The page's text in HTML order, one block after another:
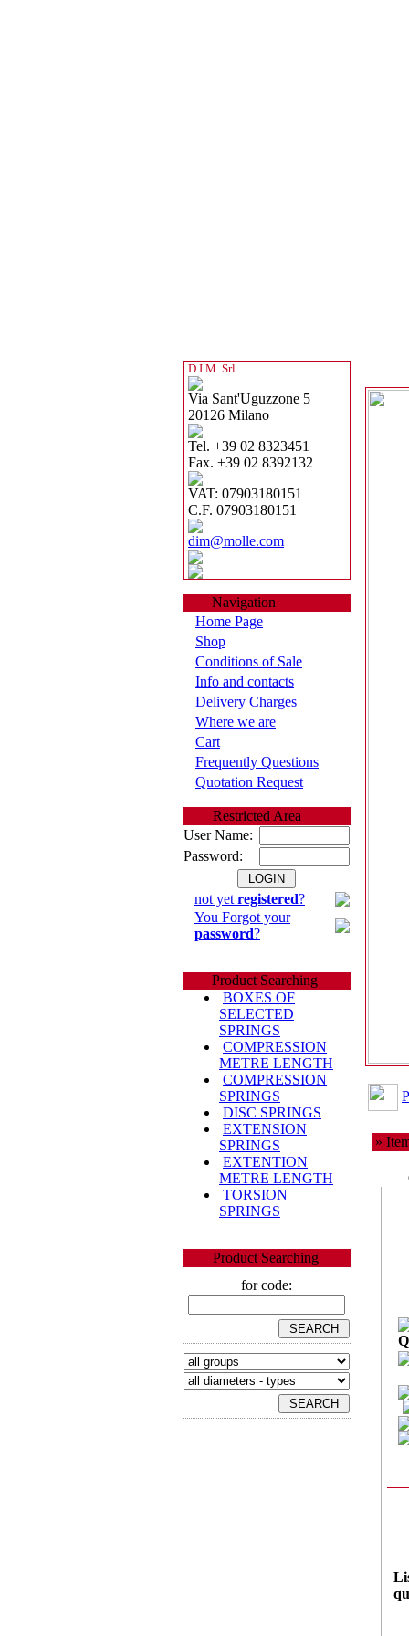
D.I.M. Srl
Via Sant'Uguzzone 5
20126 Milano
Tel. +39 02 8323451
Fax. +39 02 8392132
VAT: 07903180151
C.F. 07903180151
dim@molle.com
Navigation
Home Page
Shop
Conditions of Sale
Info and contacts
Delivery Charges
Where we are
Cart
Frequently Questions
Quotation Request
Restricted Area
User Name:
Password:
not yet registered?
You Forgot your
password?
Product Searching
BOXES OF
SELECTED
SPRINGS
COMPRESSION
METRE LENGTH
COMPRESSION
SPRINGS
DISC SPRINGS
EXTENSION
SPRINGS
EXTENTION
METRE LENGTH
TORSION
SPRINGS
Product Searching
for code:
»